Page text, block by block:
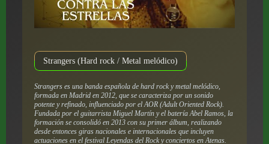
Strangers (Hard rock / Metal melódico)
Strangers es una banda española de hard rock y metal melódico,
formada en Madrid en 2012, que se caracteriza por un sonido
potente y refinado, influenciado por el AOR (Adult Oriented Rock).
Fundada por el guitarrista Miguel Martín y el batería Abel Ramos, la
formación se consolidó en 2013 con su primer álbum, realizando
desde entonces giras nacionales e internacionales que incluyen
actuaciones en el festival Leyendas del Rock y conciertos en Atenas.